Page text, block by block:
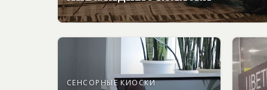
СЕНСОРНЫЕ КИОСКИ